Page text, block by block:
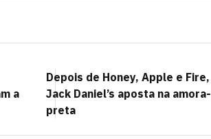
a
Depois de Honey, Apple e Fire,
Jack Daniel’s aposta na amora-
preta